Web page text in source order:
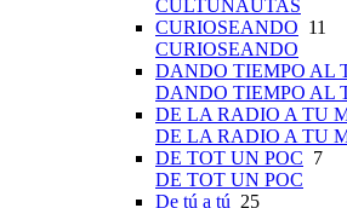
CULTUNAUTAS
CURIOSEANDO 11
CURIOSEANDO
DANDO TIEMPO AL
DANDO TIEMPO AL
DE LA RADIO A TU
DE LA RADIO A TU
DE TOT UN POC 7
DE TOT UN POC
De tú a tú 25